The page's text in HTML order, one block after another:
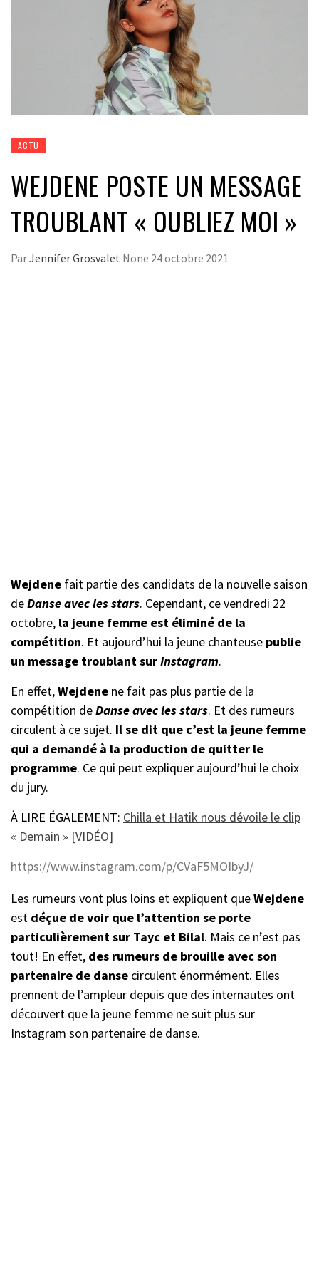
ACTU
WEJDENE POSTE UN MESSAGE
TROUBLANT « OUBLIEZ MOI »
ParJennifer Grosvalet None 24 octobre 2021
Wejdene fait partie des candidats de la nouvelle saison
deDanse avec les stars. Cependant, ce vendredi 22
octobre, la jeune femme est éliminé de la
compétition. Et aujourd’hui la jeune chanteuse publie
un message troublant surInstagram.
En effet,Wejdene ne fait pas plus partie de la
compétition deDanse avec les stars. Et des rumeurs
circulent à ce sujet. Il se dit que c’est la jeune femme
qui a demandé à la production de quitter le
programme. Ce qui peut expliquer aujourd’hui le choix
du jury.
À LIRE ÉGALEMENT: Chilla et Hatik nous dévoile le clip
« Demain » [VIDÉO]
https://www.instagram.com/p/CVaF5MOIbyJ/
Les rumeurs vont plus loins et expliquent queWejdene
est déçue de voir que l’attention se porte
particulièrement sur Tayc et Bilal. Mais ce n’est pas
tout! En effet, des rumeurs de brouille avec son
partenaire de danse circulent énormément. Elles
prennent de l’ampleur depuis que des internautes ont
découvert que la jeune femme ne suit plus sur
Instagram son partenaire de danse.